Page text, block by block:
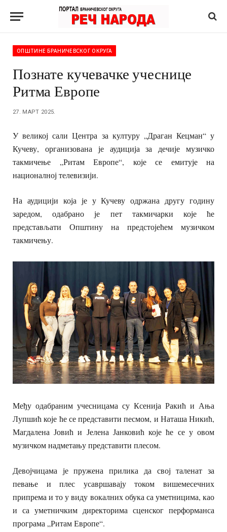
ОПШТИНЕ БРАНИЧЕВСКОГ ОКРУГА
Познате кучевачке учеснице
Ритма Европе
27. МАРТ 2025.
У великој сали Центра за културу „Драган Кецман“ у
Кучеву, организована је аудиција за дечије музичко
такмичење „Ритам Европе“, које се емитује на
националној телевизији.
На аудицији која је у Кучеву одржана другу годину
заредом, одабрано је пет такмичарки које ће
представљати Општину на предстојећем музичком
такмичењу.
Међу одабраним учесницама су Ксенија Ракић и Ања
Лупшић које ће се представити песмом, и Наташа Никић,
Магдалена Јовић и Јелена Јанковић које ће се у овом
музичком надметању представити плесом.
Девојчицама је пружена прилика да свој таленат за
певање и плес усавршавају током вишемесечних
припрема и то у виду вокалних обука са уметницима, као
и са уметничким директорима сценског перформанса
програма „Ритам Европе“.